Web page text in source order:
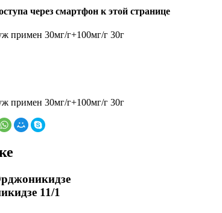
через смартфон к этой странице
примен 30мг/г+100мг/г 30г
примен 30мг/г+100мг/г 30г
11/1